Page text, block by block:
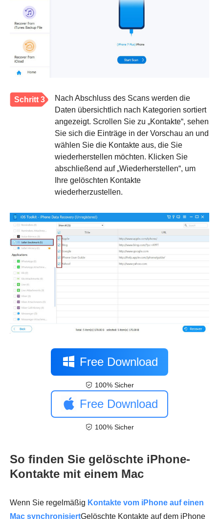
Schritt 3
Nach Abschluss des Scans werden die
Daten übersichtlich nach Kategorien sortiert
angezeigt. Scrollen Sie zu „Kontakte“, sehen
Sie sich die Einträge in der Vorschau an und
wählen Sie die Kontakte aus, die Sie
wiederherstellen möchten. Klicken Sie
abschließend auf „Wiederherstellen“, um
Ihre gelöschten Kontakte
wiederherzustellen.
Free Download
100% Sicher
Free Download
100% Sicher
So finden Sie gelöschte iPhone-
Kontakte mit einem Mac
Wenn Sie regelmäßig Kontakte vom iPhone auf einen
Mac synchronisiertGelöschte Kontakte auf dem iPhone